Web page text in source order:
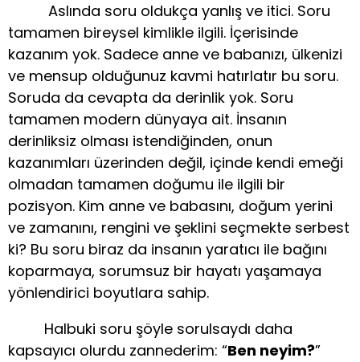
Aslında soru oldukça yanlış ve itici. Soru
tamamen bireysel kimlikle ilgili. İçerisinde
kazanım yok. Sadece anne ve babanızı, ülkenizi
ve mensup olduğunuz kavmi hatırlatır bu soru.
Soruda da cevapta da derinlik yok. Soru
tamamen modern dünyaya ait. İnsanın
derinliksiz olması istendiğinden, onun
kazanımları üzerinden değil, içinde kendi emeği
olmadan tamamen doğumu ile ilgili bir
pozisyon. Kim anne ve babasını, doğum yerini
ve zamanını, rengini ve şeklini seçmekte serbest
ki? Bu soru biraz da insanın yaratıcı ile bağını
koparmaya, sorumsuz bir hayatı yaşamaya
yönlendirici boyutlara sahip.
Halbuki soru şöyle sorulsaydı daha
kapsayıcı olurdu zannederim: “Ben neyim?”